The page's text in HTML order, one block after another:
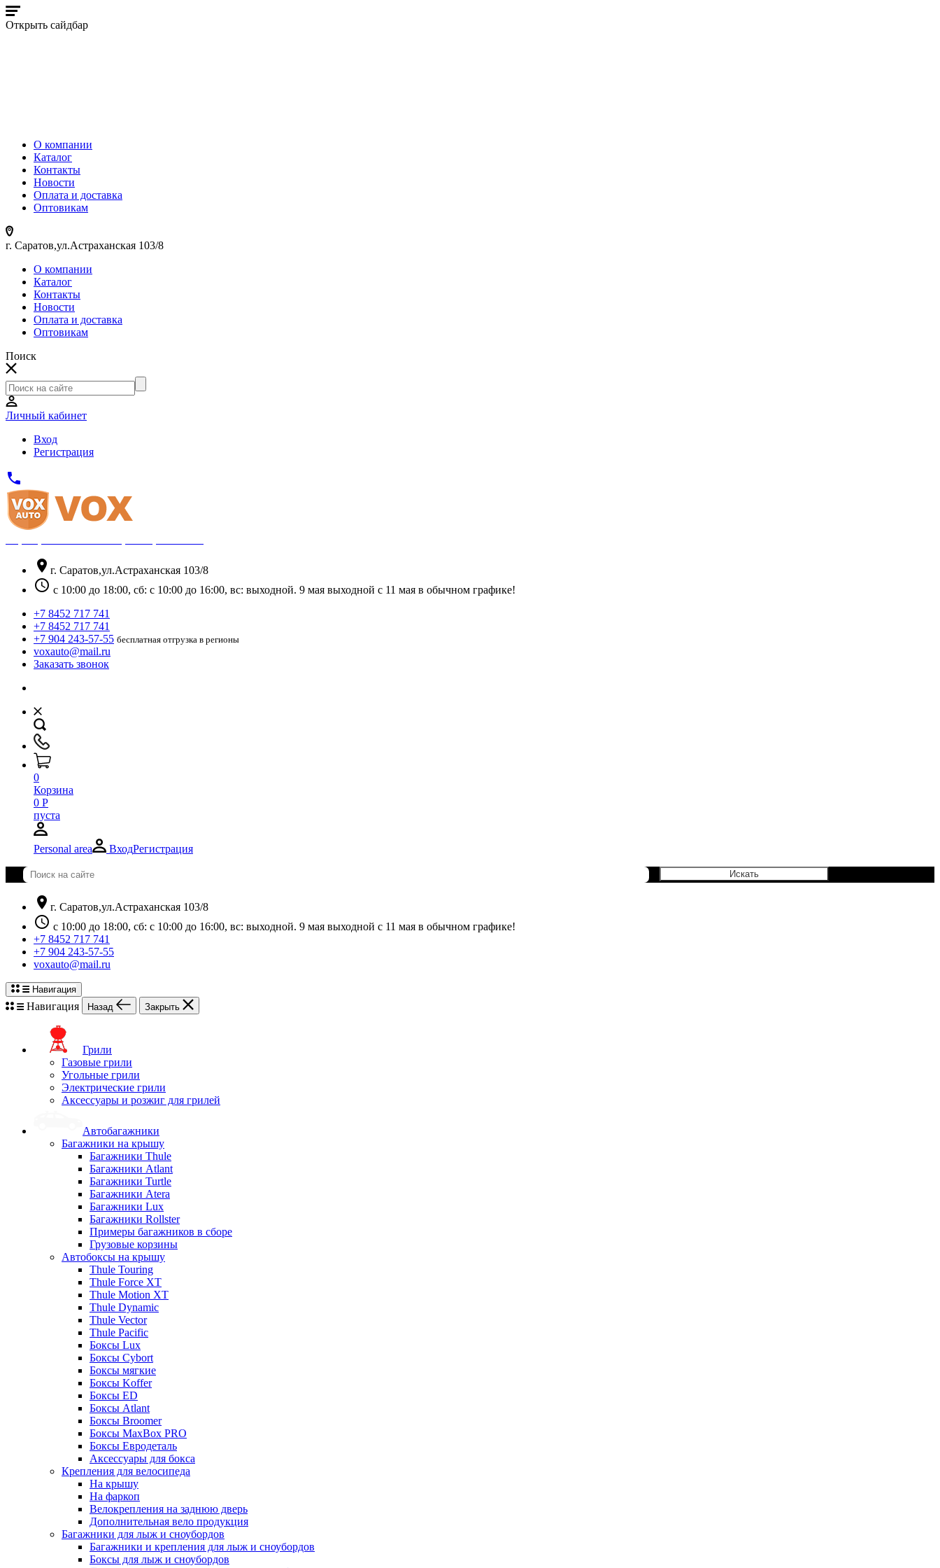
Открыть сайдбар
О компании
Каталог
Контакты
Новости
Оплата и доставка
Оптовикам
г. Саратов,ул.Астраханская 103/8
О компании
Каталог
Контакты
Новости
Оплата и доставка
Оптовикам
Поиск
Личный кабинет
Вход
Регистрация
phone
location_on г. Саратов,ул.Астраханская 103/8
schedule с 10:00 до 18:00, сб: с 10:00 до 16:00, вс: выходной. 9 мая выходной с 11 мая в обычном графике!
+7 8452 717 741
+7 8452 717 741
+7 904 243-57-55 бесплатная отгрузка в регионы
voxauto@mail.ru
Заказать звонок
0
Корзина
0 Р
пуста
Personal area ВходРегистрация
location_on г. Саратов,ул.Астраханская 103/8
schedule с 10:00 до 18:00, сб: с 10:00 до 16:00, вс: выходной. 9 мая выходной с 11 мая в обычном графике!
+7 8452 717 741
+7 904 243-57-55
voxauto@mail.ru
Навигация
Навигация Назад Закрыть
Грили
Газовые грили
Угольные грили
Электрические грили
Аксессуары и розжиг для грилей
Автобагажники
Багажники на крышу
Багажники Thule
Багажники Atlant
Багажники Turtle
Багажники Atera
Багажники Lux
Багажники Rollster
Примеры багажников в сборе
Грузовые корзины
Автобоксы на крышу
Thule Touring
Thule Force XT
Thule Motion XT
Thule Dynamic
Thule Vector
Thule Pacific
Боксы Lux
Боксы Cybort
Боксы мягкие
Боксы Koffer
Боксы ED
Боксы Atlant
Боксы Broomer
Боксы MaxBox PRO
Боксы Евродеталь
Аксессуары для бокса
Крепления для велосипеда
На крышу
На фаркоп
Велокрепления на заднюю дверь
Дополнительная вело продукция
Багажники для лыж и сноубордов
Багажники и крепления для лыж и сноубордов
Боксы для лыж и сноубордов